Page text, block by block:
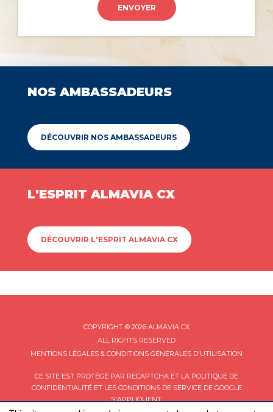
ENVOYER
NOS AMBASSADEURS
DÉCOUVRIR NOS AMBASSADEURS
L'ESPRIT ALMAVIA CX
DÉCOUVRIR L'ESPRIT ALMAVIA CX
COPYRIGHT © 2026 ALMAVIA CX
ALL RIGHTS RESERVED
MENTIONS LÉGALES & CONDITIONS GÉNÉRALES D'UTILISATION
CE SITE EST PROTÉGÉ PAR RECAPTCHA ET LA POLITIQUE DE
CONFIDENTIALITÉET LES CONDITIONS DE SERVICEDE GOOGLE
S'APPLIQUENT.